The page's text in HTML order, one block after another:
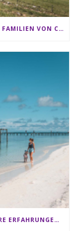
FRIBOURG: 7 TOLLE AUSFLÜGE FÜR FAMILIEN VON CHARMEY BIS LES PACCOTS
CLUB MED KANI MALEDIVEN: UNSERE ERFAHRUNGEN IM ALL-INCLUSIVE PARADIES